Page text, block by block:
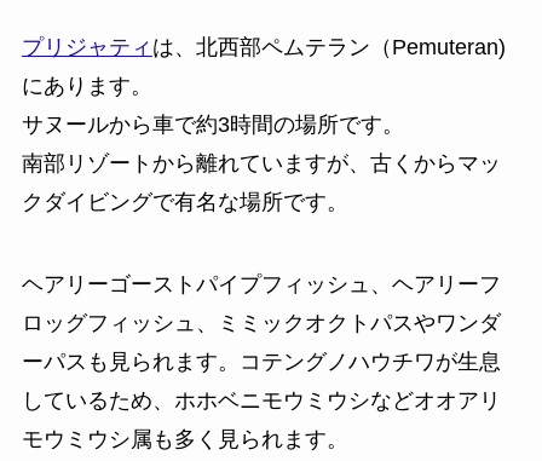
プリジャティ は、北西部ペムテラン（Pemuteran)
にあります。
サヌールから車で約3時間の場所です。
南部リゾートから離れていますが、古くからマッ
クダイビングで有名な場所です。
ヘアリーゴーストパイプフィッシュ、ヘアリーフ
ロッグフィッシュ、ミミックオクトパスやワンダ
ーパスも見られます。コテングノハウチワが生息
しているため、ホホベニモウミウシなどオオアリ
モウミウシ属も多く見られます。